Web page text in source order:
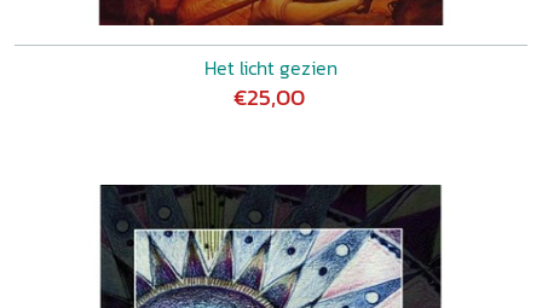
Het licht gezien
€25,00